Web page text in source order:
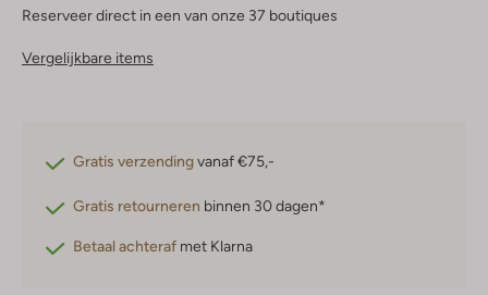
Reserveer direct in een van onze 37 boutiques
Vergelijkbare items
Gratis verzendingvanaf €75,-
Gratis retourneren binnen 30 dagen*
Betaal achteraf met Klarna